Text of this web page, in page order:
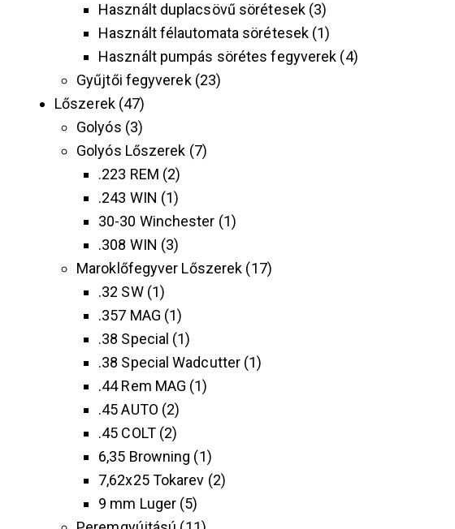
Használt duplacsövű sörétesek 3
Használt félautomata sörétesek 1
Használt pumpás sörétes fegyverek 4
Gyűjtői fegyverek 23
Lőszerek 47
Golyós 3
Golyós Lőszerek 7
.223 REM 2
.243 WIN
1
30-30 Winchester 1
.308 WIN
3
Maroklőfegyver Lőszerek 17
.32 SW 1
.357 MAG 1
.38 Special
1
.38 Special Wadcutter 1
.44 Rem MAG 1
.45 AUTO 2
.45 COLT 2
6,35 Browning
1
7,62x25 Tokarev 2
9 mm Luger 5